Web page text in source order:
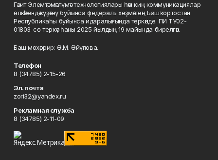
Гәзит Элемтә, мәғлүмәт технологиялары һәм киң коммуникациялар
өлкәһендә күҙәтеү буйынса федераль хеҙмәттең Башҡортостан
Республикаһы буйынса идаралығында теркәлде. ПИ ТУ02-
01803-сө теркәү һаны 2025 йылдың 19 майында бирелгән.
Баш мөхәррир: Ә.М. Әйүпова.
Телефон
8 (34785) 2-15-26
Эл. почта
zori32@yandex.ru
Рекламная служба
8 (34785) 2-11-09